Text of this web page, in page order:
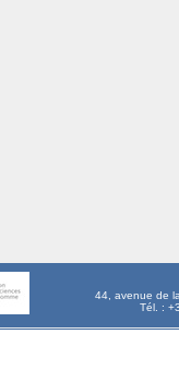
44, avenue de
Tél. :